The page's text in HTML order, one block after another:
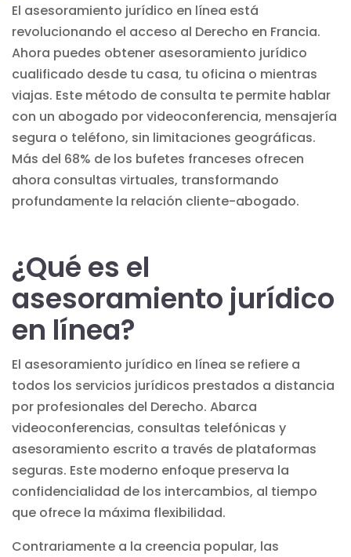
El asesoramiento jurídico en línea está
revolucionando el acceso al Derecho en Francia.
Ahora puedes obtener asesoramiento jurídico
cualificado desde tu casa, tu oficina o mientras
viajas. Este método de consulta te permite hablar
con un abogado por videoconferencia, mensajería
segura o teléfono, sin limitaciones geográficas.
Más del 68% de los bufetes franceses ofrecen
ahora consultas virtuales, transformando
profundamente la relación cliente-abogado.
¿Qué es el
asesoramiento jurídico
en línea?
El asesoramiento jurídico en línea se refiere a
todos los servicios jurídicos prestados a distancia
por profesionales del Derecho. Abarca
videoconferencias, consultas telefónicas y
asesoramiento escrito a través de plataformas
seguras. Este moderno enfoque preserva la
confidencialidad de los intercambios, al tiempo
que ofrece la máxima flexibilidad.
Contrariamente a la creencia popular, las